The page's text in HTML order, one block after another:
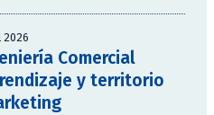
2026
Comercial
y territorio